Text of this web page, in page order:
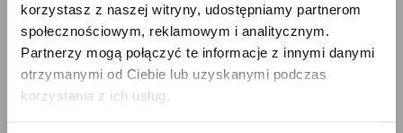
korzystasz z naszej witryny, udostępniamy partnerom
społecznościowym, reklamowym i analitycznym.
Partnerzy mogą połączyć te informacje z innymi danymi
otrzymanymi od Ciebie lub uzyskanymi podczas
korzystania z ich usług.
doświadczenie zawodowe
znajomość języka obcego